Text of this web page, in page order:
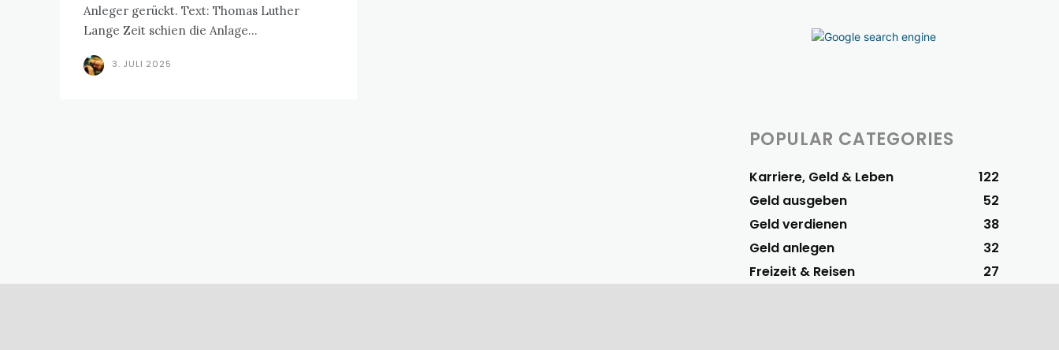
Anleger gerückt. Text: Thomas Luther
Lange Zeit schien die Anlage...
3. JULI 2025
POPULAR CATEGORIES
Karriere, Geld & Leben
122
Geld ausgeben
52
Geld verdienen
38
Geld anlegen
32
Freizeit & Reisen
27